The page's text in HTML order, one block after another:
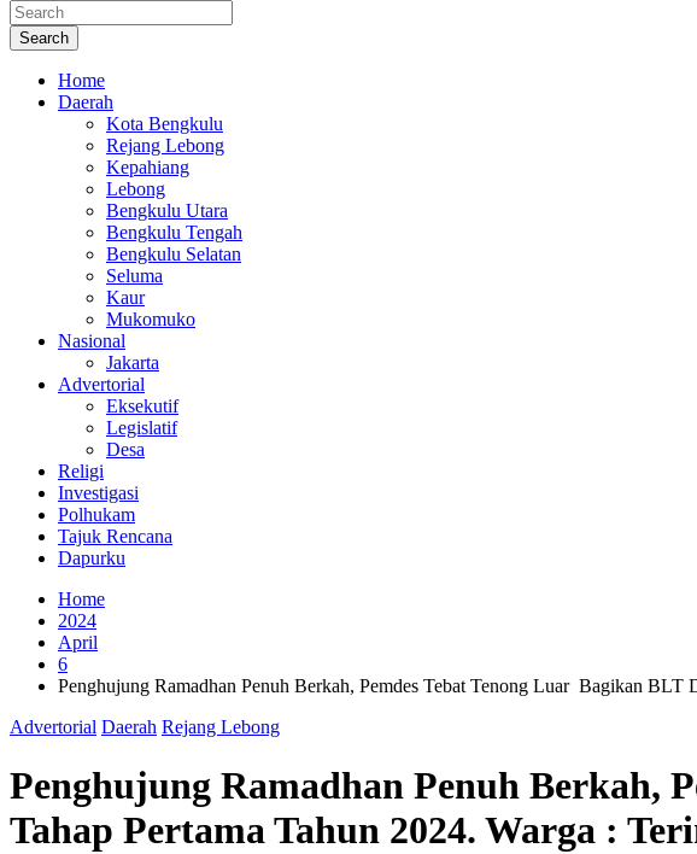
Search
Home
Daerah
Kota Bengkulu
Rejang Lebong
Kepahiang
Lebong
Bengkulu Utara
Bengkulu Tengah
Bengkulu Selatan
Seluma
Kaur
Mukomuko
Nasional
Jakarta
Advertorial
Eksekutif
Legislatif
Desa
Religi
Investigasi
Polhukam
Tajuk Rencana
Dapurku
Home
2024
April
6
Penghujung Ramadhan Penuh Berkah, Pemdes Tebat Tenong Luar Bagikan BLT
Advertorial Daerah Rejang Lebong
Penghujung Ramadhan Penuh Berkah,
Tahap Pertama Tahun 2024. Warga :